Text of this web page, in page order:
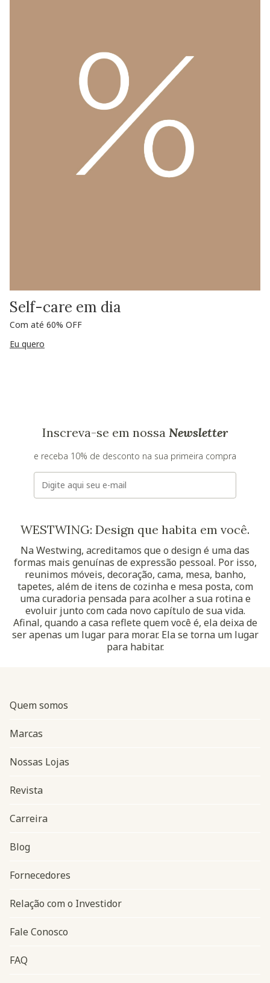
Self-care em dia
Com até 60% OFF
Eu quero
Inscreva-se em nossa Newsletter
e receba 10% de desconto na sua primeira compra
E-mail
WESTWING: Design que habita em você.
Na Westwing, acreditamos que o design é uma das
formas mais genuínas de expressão pessoal. Por isso,
reunimos móveis, decoração, cama, mesa, banho,
tapetes, além de itens de cozinha e mesa posta, com
uma curadoria pensada para acolher a sua rotina e
evoluir junto com cada novo capítulo de sua vida.
Afinal, quando a casa reflete quem você é, ela deixa de
ser apenas um lugar para morar. Ela se torna um lugar
para habitar.
Navegação do rodapé
Quem somos
Marcas
Nossas Lojas
Revista
Carreira
Blog
Fornecedores
Relação com o Investidor
Fale Conosco
FAQ